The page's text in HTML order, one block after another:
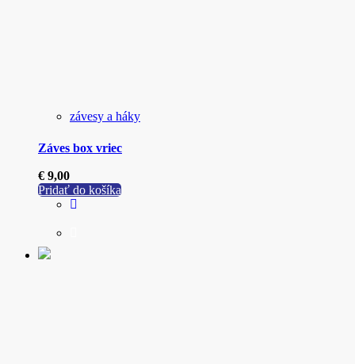
závesy a háky
Záves box vriec
€ 9,00
Pridať do košíka